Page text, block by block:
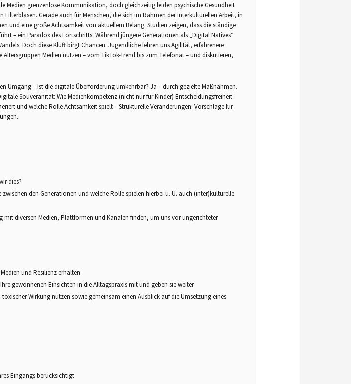
Medien grenzenlose Kommunikation, doch gleichzeitig leiden psychische Gesundheit
Gerade auch für Menschen, die sich im Rahmen der interkulturellen Arbeit, in
und eine große Achtsamkeit von aktuellem Belang. Studien zeigen, dass die ständige
– ein Paradox des Fortschritts. Während jüngere Generationen als „Digital Natives“
Doch diese Kluft birgt Chancen: Jugendliche lehren uns Agilität, erfahrenere
Medien nutzen – vom TikTok-Trend bis zum Telefonat – und diskutieren,
Umgang – Ist die digitale Überforderung umkehrbar? Ja – durch gezielte Maßnahmen.
Souveränität: Wie Medienkompetenz (nicht nur für Kinder) Entscheidungsfreiheit
und welche Rolle Achtsamkeit spielt – Strukturelle Veränderungen: Vorschläge für
dies?
den Generationen und welche Rolle spielen hierbei u. U. auch (inter)kulturelle
diversen Medien, Plattformen und Kanälen finden, um uns vor ungerichteter
und Resilienz erhalten
gewonnenen Einsichten in die Alltagspraxis mit und geben sie weiter
Wirkung nutzen sowie gemeinsam einen Ausblick auf die Umsetzung eines
Eingangs berücksichtigt